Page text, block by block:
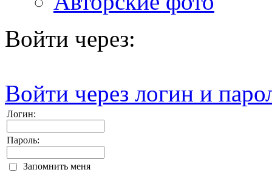
Войти через:
Войти через логин и
Логин:
Пароль:
Запомнить меня